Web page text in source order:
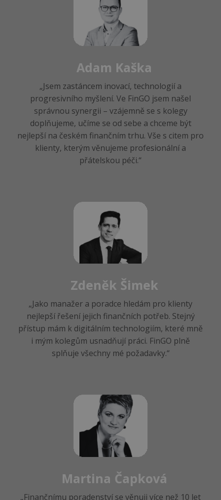
Adam Kaška
„Jsem zastáncem inovací, technologií a
progresivního myšlení. Ve FinGO jsem našel
správnou synergii – vzájemně se s kolegy
doplňujeme, učíme se od sebe a chceme být
nejlepší na českém finančním trhu. Vše s citem pro
klienty, kterým věnujeme profesionální a
přátelskou péči.“
Zdeněk Šimek
„Jako manažer a poradce hledám pro klienty
nejlepší řešení jejich finančních potřeb. Stejný
přístup mám k digitálním technologiím, které mně
i mým kolegům usnadňují práci. FinGO plně
splňuje všechny mé požadavky.“
Martina Čapková
„Finančnímu poradenství se věnuji více než 10 let